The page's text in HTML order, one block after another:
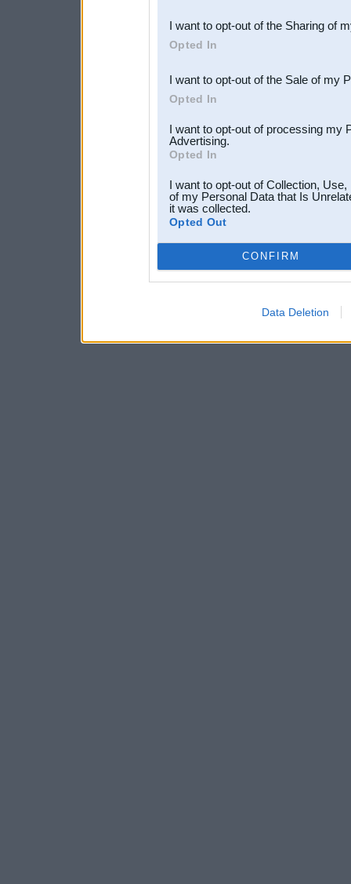
Downstream Participants
third parties.
I want to opt-out of the Sharing of
Opted In
I want to opt-out of the Sale of my
Opted In
I want to opt-out of processing my
Advertising.
Opted In
I want to opt-out of Collection,
of my Personal Data that Is
it was collected.
Opted Out
CONFIRM
Data Deletion